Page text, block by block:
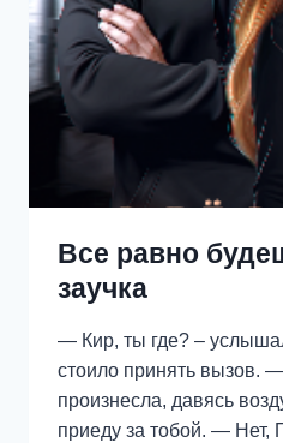
Все равно
заучка
— Кир, ты где? –
стоило принять вызов.
произнесла, давясь
приеду за тобой. — Нет,